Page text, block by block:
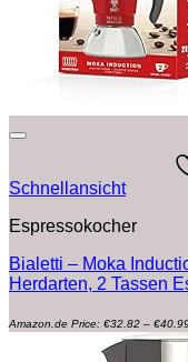
Schnellansicht
Espressokocher
Bialetti – Moka
Herdarten, 2 Tassen
Amazon.de Price: €32.82 – €